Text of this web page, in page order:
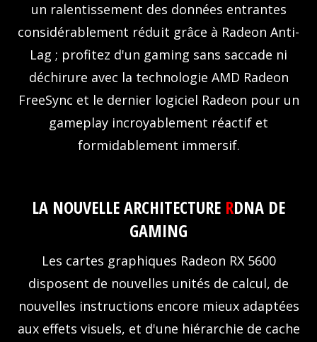
un ralentissement des données entrantes
considérablement réduit grâce à Radeon Anti-
Lag ; profitez d'un gaming sans saccade ni
déchirure avec la technologie AMD Radeon
FreeSync et le dernier logiciel Radeon pour un
gameplay incroyablement réactif et
formidablement immersif.
LA NOUVELLE ARCHITECTURE RDNA DE
GAMING
Les cartes graphiques Radeon RX 5600
disposent de nouvelles unités de calcul, de
nouvelles instructions encore mieux adaptées
aux effets visuels, et d'une hiérarchie de cache